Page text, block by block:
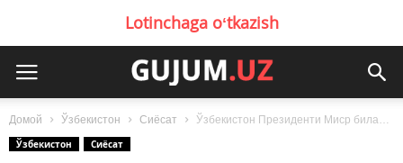
Lotinchaga oʻtkazish
Домой Ўзбекистон Сиёсат
Ўзбекистон Президенти Миср билан парламентлараро алоқаларни янада ривожлантиришни қўллаб-қувватлади
Ўзбекистон
Сиёсат